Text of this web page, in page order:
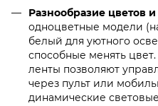
Разнообразие цветов
одноцветные модели
белый для уютного
способные менять
ленты позволяют
через пульт или
динамические